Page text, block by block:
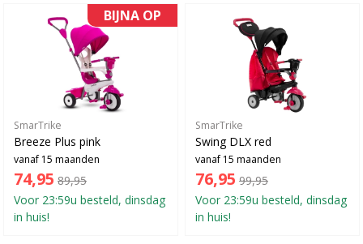
BIJNA OP
SmarTrike
Breeze Plus pink
vanaf 15 maanden
74,95 89,95
Voor 23:59u besteld, dinsdag
in huis!
SmarTrike
Swing DLX red
vanaf 15 maanden
76,95 99,95
Voor 23:59u besteld, dinsdag
in huis!